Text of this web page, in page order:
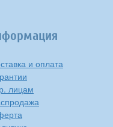
и оплата
лицам